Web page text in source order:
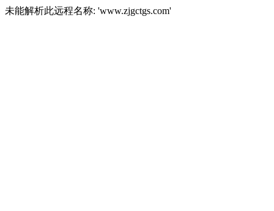
未能解析此远程名称: 'www.zjgctgs.com'